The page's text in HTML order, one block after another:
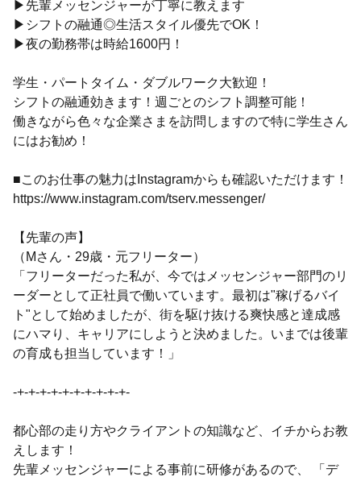
▶先輩メッセンジャーが丁寧に教えます
▶シフトの融通◎生活スタイル優先でOK！
▶夜の勤務帯は時給1600円！
学生・パートタイム・ダブルワーク大歓迎！
シフトの融通効きます！週ごとのシフト調整可能！
働きながら色々な企業さまを訪問しますので特に学生さん
にはお勧め！
■このお仕事の魅力はInstagramからも確認いただけます！
https://www.instagram.com/tserv.messenger/
【先輩の声】
（Mさん・29歳・元フリーター）
「フリーターだった私が、今ではメッセンジャー部門のリ
ーダーとして正社員で働いています。最初は"稼げるバイ
ト"として始めましたが、街を駆け抜ける爽快感と達成感
にハマり、キャリアにしようと決めました。いまでは後輩
の育成も担当しています！」
-+-+-+-+-+-+-+-+-+-+-
都心部の走り方やクライアントの知識など、イチからお教
えします！
先輩メッセンジャーによる事前に研修があるので、 「デ